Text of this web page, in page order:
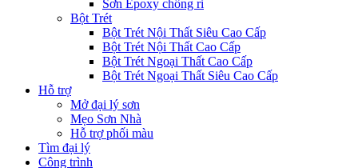
Sơn Epoxy chống rỉ
Bột Trét
Bột Trét Nội Thất Siêu Cao Cấp
Bột Trét Nội Thất Cao Cấp
Bột Trét Ngoại Thất Cao Cấp
Bột Trét Ngoại Thất Siêu Cao Cấp
Hỗ trợ
Mở đại lý sơn
Mẹo Sơn Nhà
Hỗ trợ phối màu
Tìm đại lý
Công trình